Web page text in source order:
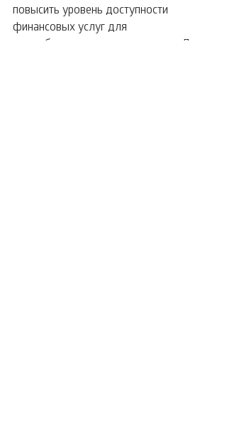
повысить уровень доступности
финансовых услуг для
малообеспеченных американцев. Для